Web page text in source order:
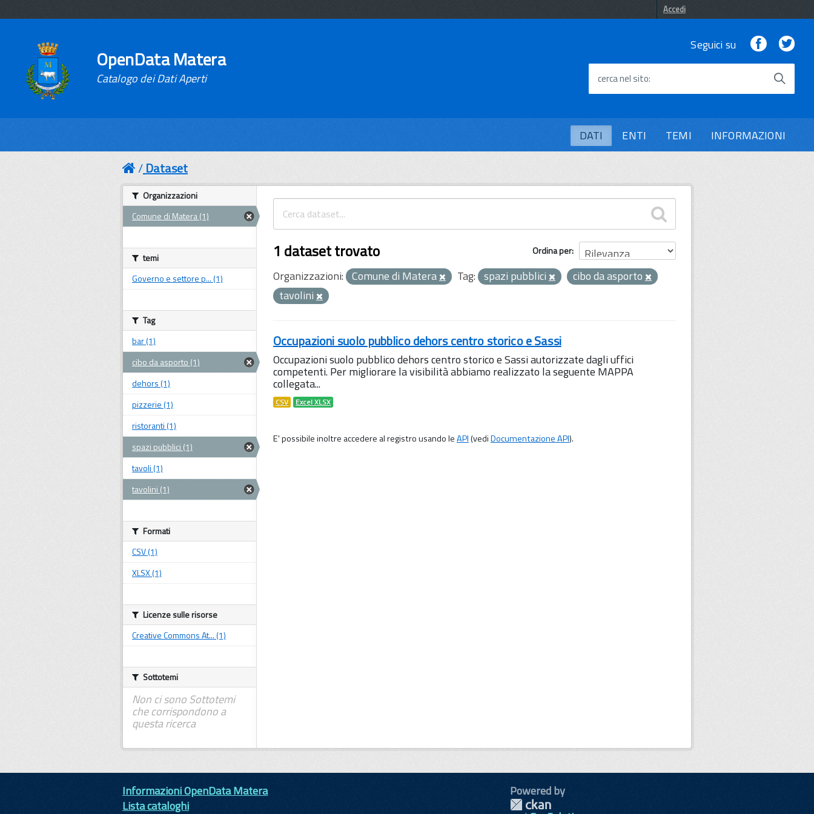
Accedi
OpenData Matera
Catalogo dei Dati Aperti
Seguici su Facebook
cerca nel sito
DATI ENTI TEMI INFORMAZIONI
Dataset
Ordina per
1 dataset trovato
Organizzazioni: Comune di Matera Tag: spazi pubblici
cibo da asporto
tavolini
Occupazioni suolo pubblico dehors centro storico e Sassi
Occupazioni suolo pubblico dehors centro storico e Sassi autorizzate dagli uffici
competenti. Per migliorare la visibilità abbiamo realizzato la seguente MAPPA
collegata...
CSV Excel XLSX
E' possibile inoltre accedere al registro usando leAPI(vediDocumentazione API).
Organizzazioni
Comune di Matera (1)
temi
Governo e settore p... (1)
Tag
bar (1)
cibo da asporto (1)
dehors (1)
pizzerie (1)
ristoranti (1)
spazi pubblici (1)
tavoli (1)
tavolini (1)
Formati
CSV (1)
XLSX (1)
Licenze sulle risorse
Creative Commons At... (1)
Sottotemi
Non ci sono Sottotemi
che corrispondono a
questa ricerca
Informazioni OpenData Matera
Lista cataloghi
Powered by